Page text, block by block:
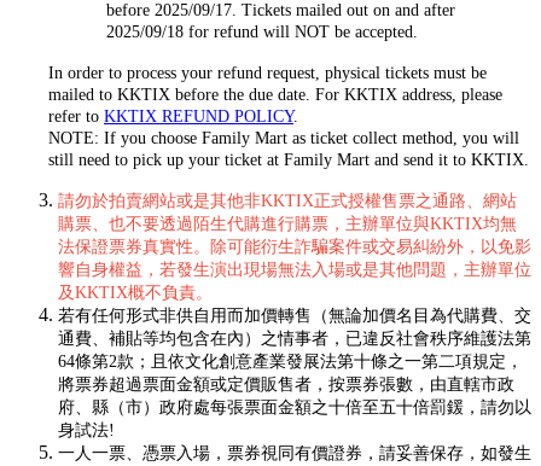
before 2025/09/17. Tickets mailed out on and after
2025/09/18 for refund will NOT be accepted.
In order to process your refund request, physical tickets must be
mailed to KKTIX before the due date. For KKTIX address, please
refer to KKTIX REFUND POLICY.
NOTE: If you choose Family Mart as ticket collect method, you will
still need to pick up your ticket at Family Mart and send it to KKTIX.
請勿於拍賣網站或是其他非KKTIX正式授權售票之通路、網站
購票、也不要透過陌生代購進行購票，主辦單位與KKTIX均無
法保證票券真實性。除可能衍生詐騙案件或交易糾紛外，以免影
響自身權益，若發生演出現場無法入場或是其他問題，主辦單位
及KKTIX概不負責。
若有任何形式非供自用而加價轉售（無論加價名目為代購費、交
通費、補貼等均包含在內）之情事者，已違反社會秩序維護法第
64條第2款；且依文化創意產業發展法第十條之一第二項規定，
將票券超過票面金額或定價販售者，按票券張數，由直轄市政
府、縣（市）政府處每張票面金額之十倍至五十倍罰鍰，請勿以
身試法!
一人一票、憑票入場，票券視同有價證券，請妥善保存，如發生